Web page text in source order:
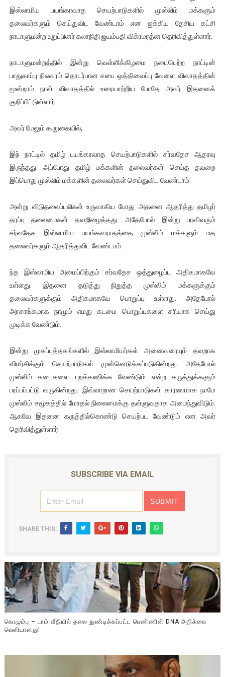
ஐ.நா முன்றலில் சீரற்ற காலநிலையிலும் தமிழின அழிப்பிற்கு
இளையராஜா – கமல் அவசர சந்திப்பு (படங்கள், விடியோ)
ஜனாதிபதி ஐக்கிய நாடுகளின் பொதுச் சபை கூட்டத்தில் இன்று
32 CM விநோத கன்றுக்குட்டி! (வீடியோ)
வலிமை தான் அஜித் திரைப்பயணத்திலே அதிக காலெக்ஷன் செய்த
இஸ்லாமிய பயங்கரவாத செயற்பாடுகளில் முஸ்லிம் மக்களும்
தலைவர்களும் செய்துவிட வேண்டாம் என ஐக்கிய தேசிய கட்சி
நாடாளுமன்ற உறுப்பினர் கலாநிதி ஜயம்பதி விக்ரமரத்ன தெரிவித்துள்ளார்.
நாடாளுமன்றத்தில் இன்று வெள்ளிக்கிழமை நடைபெற்ற நாட்டின்
பாதுகாப்பு நிலவரம் தொடர்பான சபை ஒத்திவைப்பு வேளை விவாதத்தின்
மூன்றாம் நாள் விவாதத்தில் உரையாற்றிய போதே அவர் இதனைக்
குறிப்பிட்டுள்ளார்.
அவர் மேலும் கூறுகையில்,
இந் நாட்டில் தமிழ் பயங்கரவாத செயற்பாடுகளில் சர்வதேச ஆதரவு
இருந்தது. அப்போது தமிழ் மக்களின் தலைவர்கள் செய்த தவறை
இப்பொது முஸ்லிம் மக்களின் தலைவர்கள் செய்துவிட வேண்டாம்.
அன்று விடுதலைப்புலிகள் உருவாகிய போது அதனை ஆதரித்து தமிழர்
தரப்பு தலைமைகள் தவறிழைத்தது. அதேபோல் இன்று பரவிவரும்
சர்வதேச இஸ்லாமிய பயங்கவராதத்தை முஸ்லிம் மக்களும் மத
தலைவர்களும் ஆதரித்துவிட வேண்டாம்.
ந்த இஸ்லாமிய அமைப்பிற்கும் சர்வதேச ஒத்துழைப்பு அதிகமாகவே
உள்ளது. இதனை தடுத்து நிறுத்த முஸ்லிம் மக்களுக்கும்
தலைவர்களுக்கும் அதிகமாகவே பொறுப்பு உள்ளது. அதேபோல்
அரசாங்கமாக நாமும் எமது கடமை பொறுப்புகளை சரியாக செய்து
முடிக்க வேண்டும்.
இன்று முகப்புத்தகங்களில் இஸ்லாமியர்கள் அனைவரையும் தவறாக
விமர்சிக்கும் செயற்பாடுகள் முன்னெடுக்கப்படுகின்றது. அதேபோல்
முஸ்லிம் கடைகளை புறக்கணிக்க வேண்டும் என்ற கருத்துக்களும்
பரப்பப்பட்டு வருகின்றது. இவ்வாறான செயற்பாடுகள் காரணமாக நாமே
முஸ்லிம் சமூகத்தில் மோதல் நிலைமைக்கு தள்ளுவதாக அமைந்துவிடும்.
ஆகவே இதனை கருத்தில்கொண்டு செயற்பட வேண்டும் என அவர்
தெரிவித்துள்ளார்.
SUBSCRIBE VIA EMAIL
SHARE THIS:
கொழும்பு – டாம் வீதியில் தலை துண்டிக்கப்பட்ட பெண்ணின் DNA அறிக்கை
வௌியானது!